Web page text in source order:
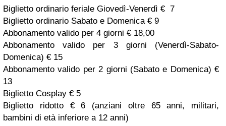
Biglietto ordinario feriale Giovedì-Venerdì € 7
Biglietto ordinario Sabato e Domenica € 9
Abbonamento valido per 4 giorni € 18,00
Abbonamento valido per 3 giorni (Venerdì-Sabato-
Domenica) € 15
Abbonamento valido per 2 giorni (Sabato e Domenica) €
13
Biglietto Cosplay € 5
Biglietto ridotto € 6 (anziani oltre 65 anni, militari,
bambini di età inferiore a 12 anni)